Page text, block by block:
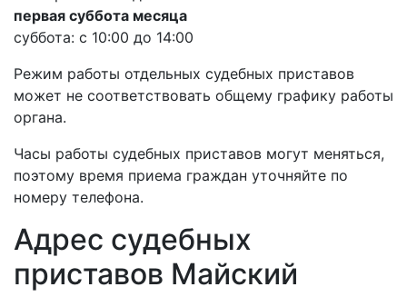
первая суббота месяца
суббота: с 10:00 до 14:00
Режим работы отдельных судебных приставов
может не соответствовать общему графику работы
органа.
Часы работы судебных приставов могут меняться,
поэтому время приема граждан уточняйте по
номеру телефона.
Адрес судебных
приставов Майский